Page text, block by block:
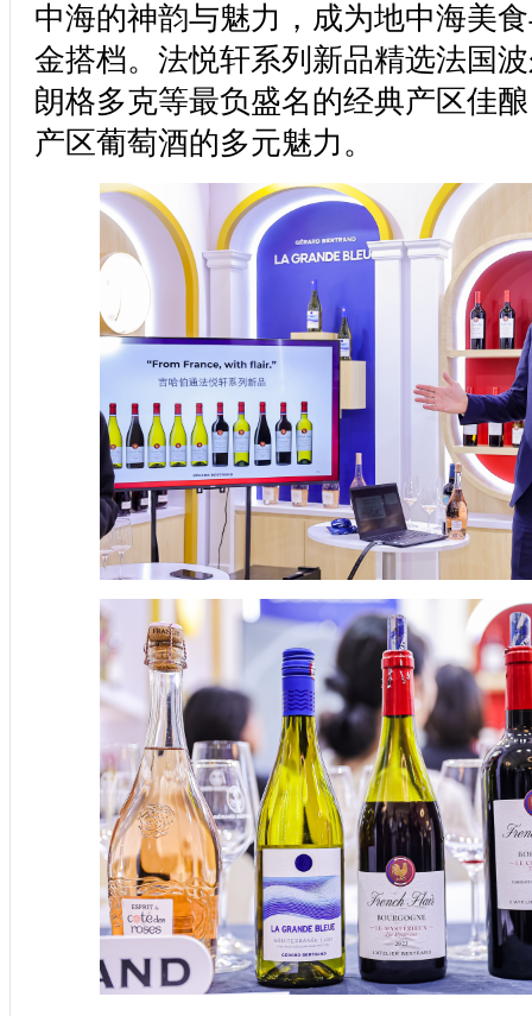
中海的神韵与魅力，成为地中海美
金搭档。法悦轩系列新品精选法国
朗格多克等最负盛名的经典产区佳
产区葡萄酒的多元魅力。